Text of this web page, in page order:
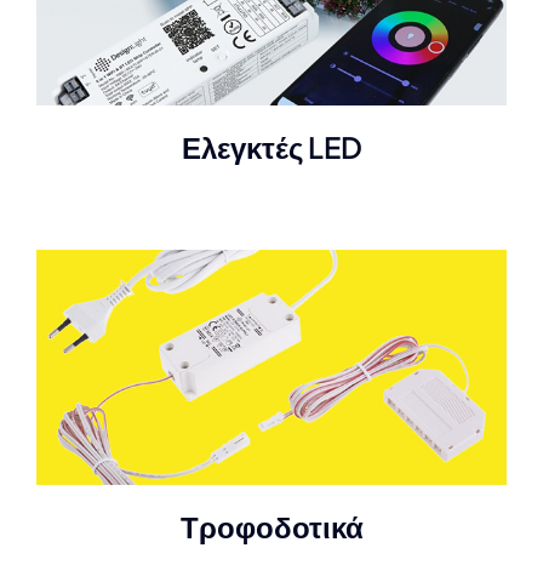
Ελεγκτές LED
Τροφοδοτικά